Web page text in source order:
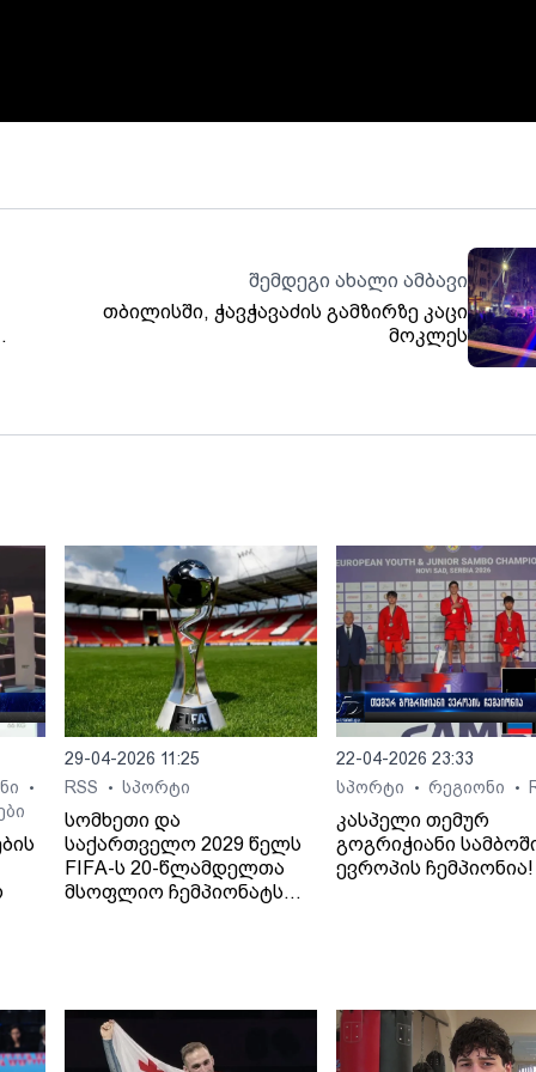
შემდეგი ახალი ამბავი
თბილისში, ჭავჭავაძის გამზირზე კაცი
მოკლეს
•
29-04-2026 11:25
RSS
• სპორტი
სომხეთი და
საქართველო 2029 წელს
FIFA-ს 20-წლამდელთა
მსოფლიო ჩემპიონატს
პოსტშია აღნიშნული. „ეს
იქნება FIFA-ს პირველი
ტურნირი, რომელიც
22-04-2026 23:33
სპორტი
• რეგიონი •
კასპელი თემურ
გოგრიჭიანი
ევროპის ჩემპიონია!